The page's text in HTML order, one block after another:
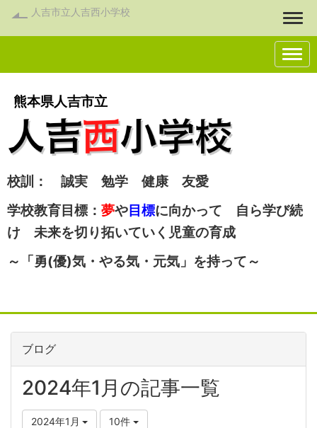
人吉市立人吉西小学校
熊本県人吉市立
校訓： 誠実 勉学 健康 友愛
学校教育目標： 夢や目標に向かって 自ら学び続
け 未来を切り拓いていく児童の育成
～「勇(優)気・やる気・元気」を持って～
ブログ
2024年1月の記事一覧
2024年1月 10件